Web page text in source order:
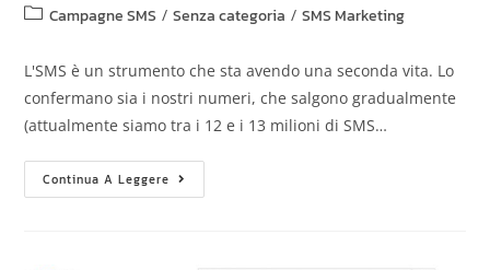
Campagne SMS / Senza categoria / SMS Marketing
L'SMS è un strumento che sta avendo una seconda vita. Lo
confermano sia i nostri numeri, che salgono gradualmente
(attualmente siamo tra i 12 e i 13 milioni di SMS…
Continua A Leggere